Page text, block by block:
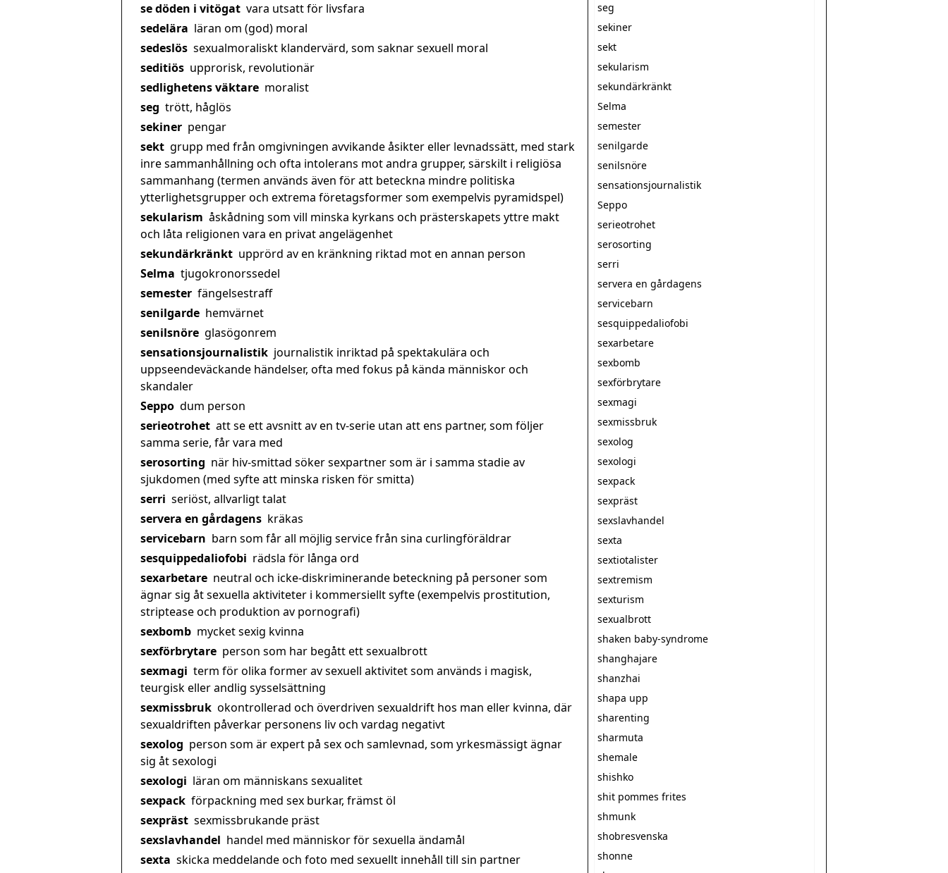
se döden i vitögat vara utsatt för livsfara
sedelära läran om (god) moral
sedeslös sexualmoraliskt klandervärd, som saknar sexuell moral
seditiös upprorisk, revolutionär
sedlighetens väktare moralist
seg trött, håglös
sekiner pengar
sekt grupp med från omgivningen avvikande åsikter eller levnadssätt, med stark
inre sammanhållning och ofta intolerans mot andra grupper, särskilt i religiösa
sammanhang (termen används även för att beteckna mindre politiska
ytterlighetsgrupper och extrema företagsformer som exempelvis pyramidspel)
sekularism åskådning som vill minska kyrkans och prästerskapets yttre makt
och låta religionen vara en privat angelägenhet
sekundärkränkt upprörd av en kränkning riktad mot en annan person
Selma tjugokronorssedel
semester fängelsestraff
senilgarde hemvärnet
senilsnöre glasögonrem
sensationsjournalistik journalistik inriktad på spektakulära och
uppseendeväckande händelser, ofta med fokus på kända människor och
skandaler
Seppo dum person
serieotrohet att se ett avsnitt av en tv-serie utan att ens partner, som följer
samma serie, får vara med
serosorting när hiv-smittad söker sexpartner som är i samma stadie av
sjukdomen (med syfte att minska risken för smitta)
serri seriöst, allvarligt talat
servera en gårdagens kräkas
servicebarn barn som får all möjlig service från sina curlingföräldrar
sesquippedaliofobi rädsla för långa ord
sexarbetare neutral och icke-diskriminerande beteckning på personer som
ägnar sig åt sexuella aktiviteter i kommersiellt syfte (exempelvis prostitution,
striptease och produktion av pornografi)
sexbomb mycket sexig kvinna
sexförbrytare person som har begått ett sexualbrott
sexmagi term för olika former av sexuell aktivitet som används i magisk,
teurgisk eller andlig sysselsättning
sexmissbruk okontrollerad och överdriven sexualdrift hos man eller kvinna, där
sexualdriften påverkar personens liv och vardag negativt
sexolog person som är expert på sex och samlevnad, som yrkesmässigt ägnar
sig åt sexologi
sexologi läran om människans sexualitet
sexpack förpackning med sex burkar, främst öl
sexpräst sexmissbrukande präst
sexslavhandel handel med människor för sexuella ändamål
sexta skicka meddelande och foto med sexuellt innehåll till sin partner
seg
sekiner
sekt
sekularism
sekundärkränkt
Selma
semester
senilgarde
senilsnöre
sensationsjournalistik
Seppo
serieotrohet
serosorting
serri
servera en gårdagens
servicebarn
sesquippedaliofobi
sexarbetare
sexbomb
sexförbrytare
sexmagi
sexmissbruk
sexolog
sexologi
sexpack
sexpräst
sexslavhandel
sexta
sextiotalister
sextremism
sexturism
sexualbrott
shaken baby-syndrome
shanghajare
shanzhai
shapa upp
sharenting
sharmuta
shemale
shishko
shit pommes frites
shmunk
shobresvenska
shonne